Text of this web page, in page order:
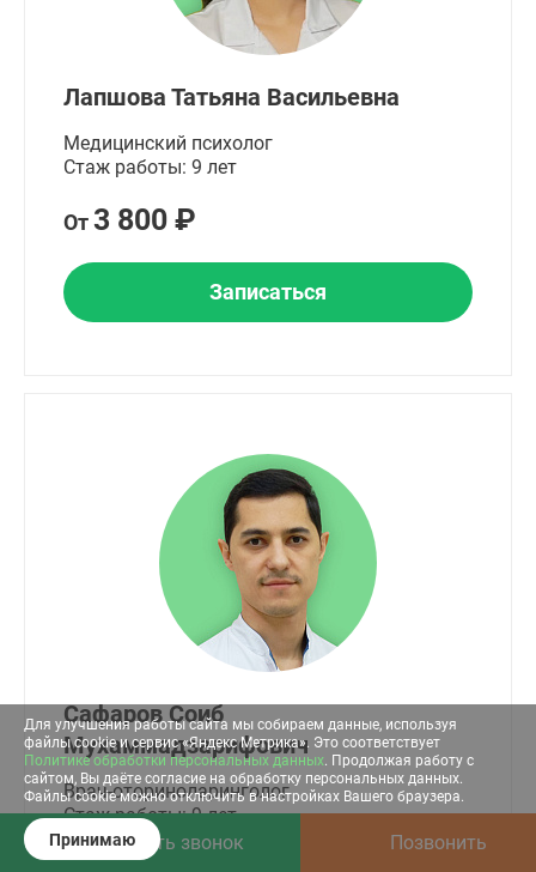
Лапшова Татьяна Васильевна
Медицинский психолог
Стаж работы: 9 лет
От3 800 ₽
Записаться
Сафаров Соиб
Мухаммадзарифович
Врач-оториноларинголог
Стаж работы: 9 лет
Для улучшения работы сайта мы собираем данные, используя
файлы cookie и сервис «Яндекс Метрика». Это соответствует
Политике обработки персональных данных. Продолжая работу с
сайтом, Вы даёте согласие на обработку персональных данных.
Файлы cookie можно отключить в настройках Вашего браузера.
Принимаю Позвонить
Заказать звонок